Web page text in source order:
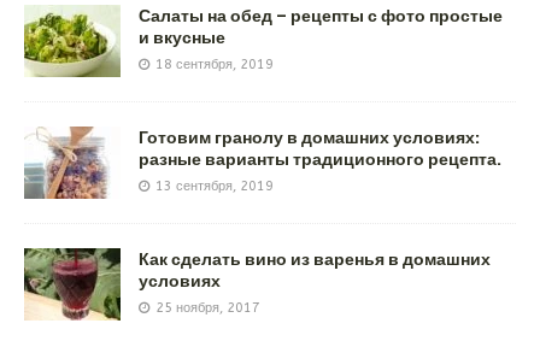
Салаты на обед – рецепты с фото простые
и вкусные
18 сентября, 2019
Готовим гранолу в домашних условиях:
разные варианты традиционного рецепта.
13 сентября, 2019
Как сделать вино из варенья в домашних
условиях
25 ноября, 2017